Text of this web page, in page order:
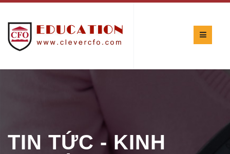
TIN TỨC - KINH